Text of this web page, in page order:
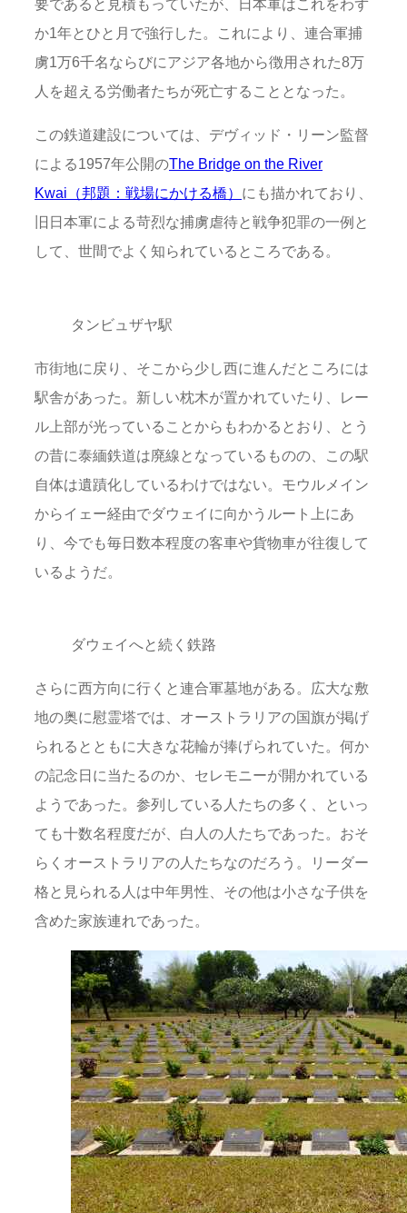
要であると見積もっていたが、日本軍はこれをわず
か1年とひと月で強行した。これにより、連合軍捕
虜1万6千名ならびにアジア各地から徴用された8万
人を超える労働者たちが死亡することとなった。
この鉄道建設については、デヴィッド・リーン監督
による1957年公開のThe Bridge on the River
Kwai（邦題：戦場にかける橋） にも描かれており、
旧日本軍による苛烈な捕虜虐待と戦争犯罪の一例と
して、世間でよく知られているところである。
タンビュザヤ駅
市街地に戻り、そこから少し西に進んだところには
駅舎があった。新しい枕木が置かれていたり、レー
ル上部が光っていることからもわかるとおり、とう
の昔に泰緬鉄道は廃線となっているものの、この駅
自体は遺蹟化しているわけではない。モウルメイン
からイェー経由でダウェイに向かうルート上にあ
り、今でも毎日数本程度の客車や貨物車が往復して
いるようだ。
ダウェイへと続く鉄路
さらに西­方向に行くと連合軍墓地がある。広大な敷
地の奥に慰霊塔では、オーストラリアの国旗が掲げ
られるとともに大きな花輪が捧げられていた。何か
の記念日に当たるのか、セレモニーが開かれている
ようであった。参列している人たちの多く、といっ
ても十数名程度だが、白人の人たちであった。おそ
らくオーストラリアの人たちなのだろう。リーダー
格と見られる人は中年男性、その他は小さな子供を
含めた家族連れであった。